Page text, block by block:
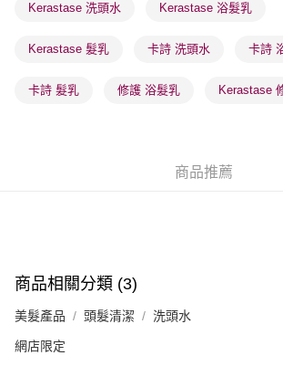
物流公司進行物流配送
Kerastase 洗頭水 Kerastase 浴髮乳
Kerastase 髮乳 卡詩 洗頭水 卡詩
卡詩 髮乳 修護 浴髮乳 Kerastase
商品推薦
商品相關分類 (3)
美髮產品 頭髮清潔 洗頭水
網店限定